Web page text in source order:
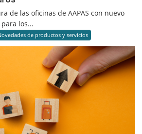
de las oficinas de AAPAS con nuevo
los...
de productos y servicios